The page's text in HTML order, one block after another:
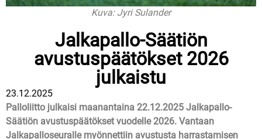
Kuva: Jyri Sulander
Jalkapallo-Säätiön
avustuspäätökset 2026
julkaistu
23.12.2025
Palloliitto julkaisi maanantaina 22.12.2025 Jalkapallo-
Säätiön avustuspäätökset vuodelle 2026. Vantaan
Jalkapalloseuralle myönnettiin avustusta harrastamisen